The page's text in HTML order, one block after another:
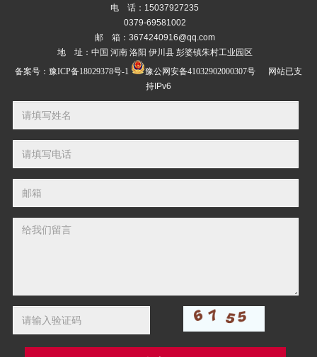
电 话：15037927235
0379-69581002
邮 箱：3674240916@qq.com
地 址：中国 河南 洛阳 伊川县 彭婆镇朱村工业园区
备案号： 豫ICP备18029378号-1 豫公网安备41032902000307号
网站已支
持IPv6